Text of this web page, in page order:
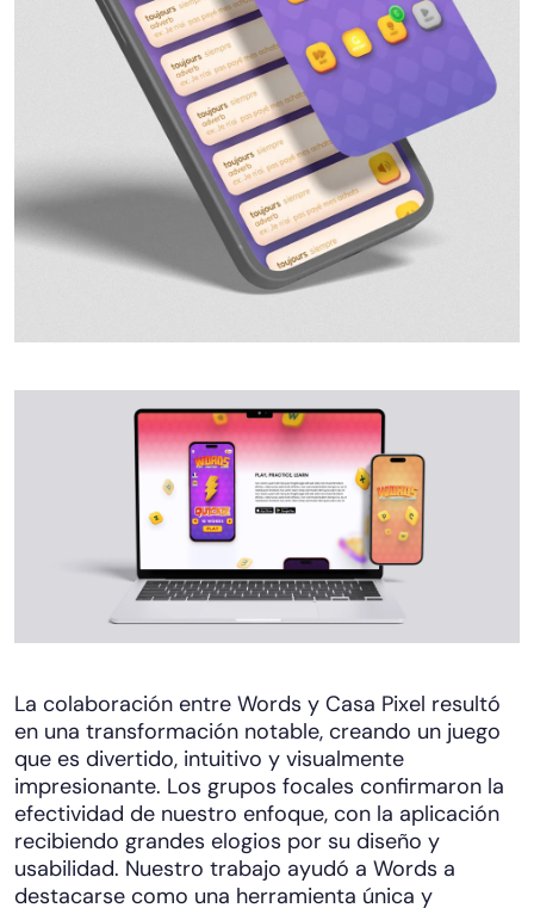
La colaboración entre Words y Casa Pixel resultó
en una transformación notable, creando un juego
que es divertido, intuitivo y visualmente
impresionante. Los grupos focales confirmaron la
efectividad de nuestro enfoque, con la aplicación
recibiendo grandes elogios por su diseño y
usabilidad. Nuestro trabajo ayudó a Words a
destacarse como una herramienta única y